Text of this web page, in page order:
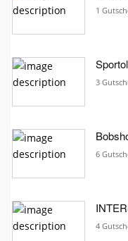
1
3
6
4